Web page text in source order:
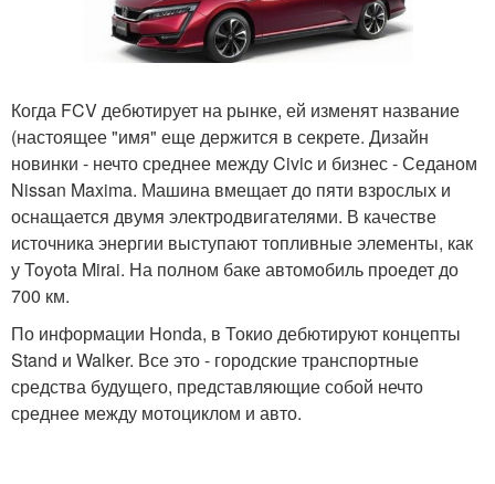
Когда FCV дебютирует на рынке, ей изменят название
(настоящее "имя" еще держится в секрете. Дизайн
новинки - нечто среднее между Civic и бизнес - Седаном
Nissan Maxima. Машина вмещает до пяти взрослых и
оснащается двумя электродвигателями. В качестве
источника энергии выступают топливные элементы, как
у Toyota Mirai. На полном баке автомобиль проедет до
700 км.
По информации Honda, в Токио дебютируют концепты
Stand и Walker. Все это - городские транспортные
средства будущего, представляющие собой нечто
среднее между мотоциклом и авто.